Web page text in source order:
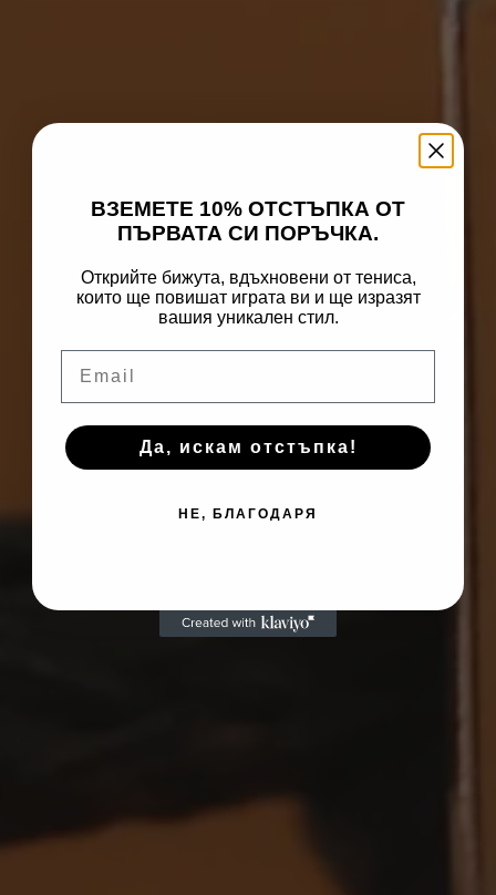
Нямате артикули в количката.
GO TO SHOP
ВЗЕМЕТЕ 10% ОТСТЪПКА ОТ
ПЪРВАТА СИ ПОРЪЧКА.
Открийте бижута, вдъхновени от тениса,
които ще повишат играта ви и ще изразят
вашия уникален стил.
Да, искам отстъпка!
НЕ, БЛАГОДАРЯ